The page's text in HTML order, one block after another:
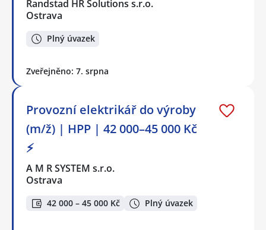
Randstad HR Solutions s.r.o.
Ostrava
Plný úvazek
Zveřejněno: 7. srpna
Provozní elektrikář do výroby
(m/ž) | HPP | 42 000–45 000 Kč
⚡
A M R SYSTEM s.r.o.
Ostrava
42 000 – 45 000 Kč Plný úvazek